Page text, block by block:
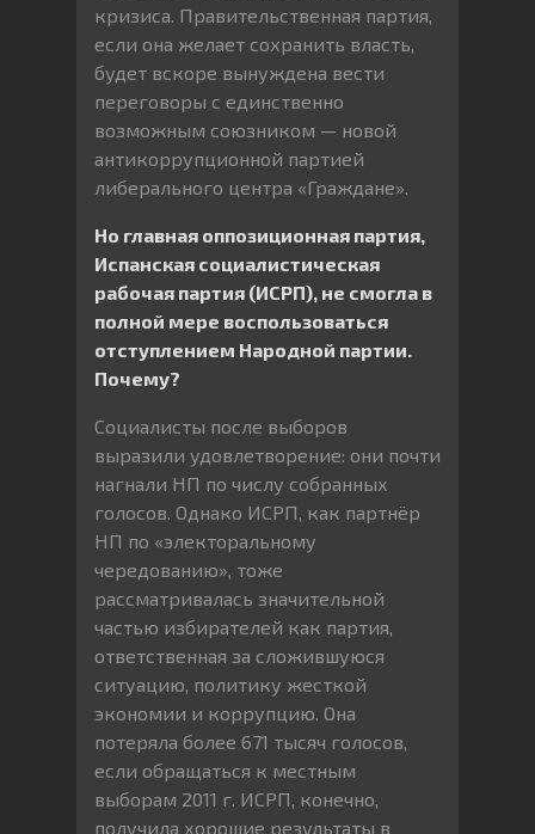
кризиса. Правительственная партия,
если она желает сохранить власть,
будет вскоре вынуждена вести
переговоры с единственно
возможным союзником — новой
антикоррупционной партией
либерального центра «Граждане».
Но главная оппозиционная партия,
Испанская социалистическая
рабочая партия (ИСРП), не смогла в
полной мере воспользоваться
отступлением Народной партии.
Почему?
Социалисты после выборов
выразили удовлетворение: они почти
нагнали НП по числу собранных
голосов. Однако ИСРП, как партнёр
НП по «электоральному
чередованию», тоже
рассматривалась значительной
частью избирателей как партия,
ответственная за сложившуюся
ситуацию, политику жесткой
экономии и коррупцию. Она
потеряла более 671 тысяч голосов,
если обращаться к местным
выборам 2011 г. ИСРП, конечно,
получила хорошие результаты в